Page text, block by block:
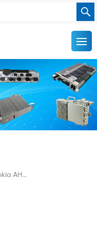
Unité Émetteur-Récepteur Extérieur Nokia AHEGB 474090A BTS